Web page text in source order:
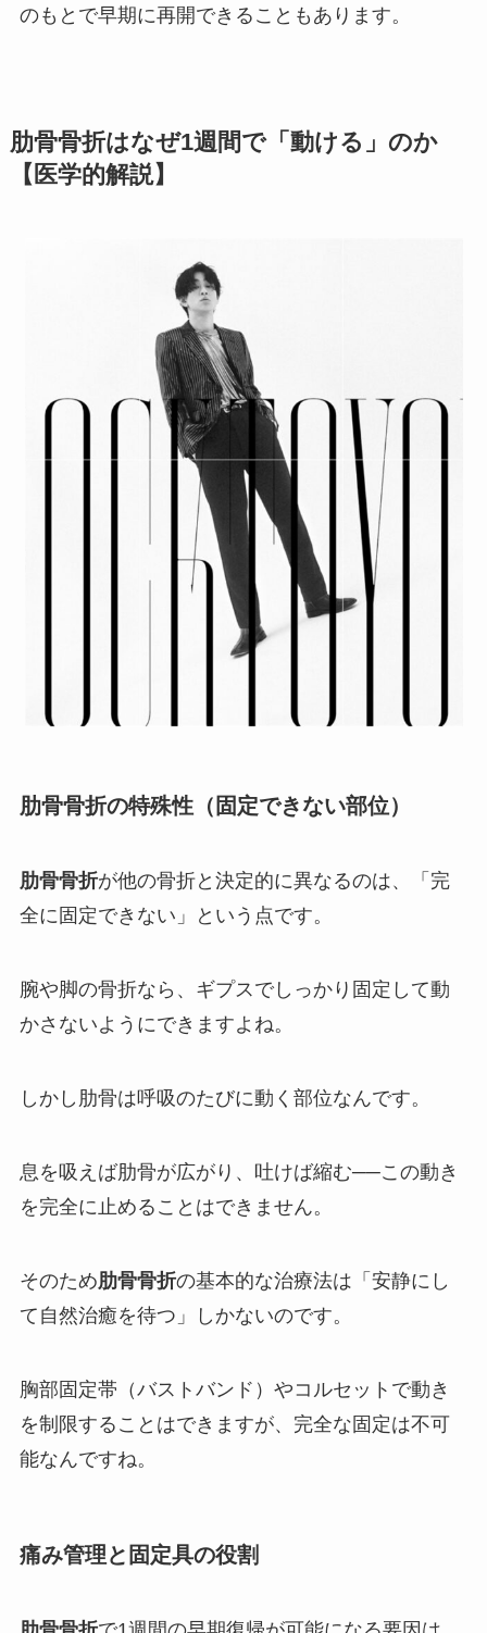
のもとで早期に再開できることもあります。
肋骨骨折はなぜ1週間で「動ける」のか
【医学的解説】
肋骨骨折の特殊性（固定できない部位）
肋骨骨折が他の骨折と決定的に異なるのは、「完
全に固定できない」という点です。
腕や脚の骨折なら、ギプスでしっかり固定して動
かさないようにできますよね。
しかし肋骨は呼吸のたびに動く部位なんです。
息を吸えば肋骨が広がり、吐けば縮む──この動き
を完全に止めることはできません。
そのため肋骨骨折の基本的な治療法は「安静にし
て自然治癒を待つ」しかないのです。
胸部固定帯（バストバンド）やコルセットで動き
を制限することはできますが、完全な固定は不可
能なんですね。
痛み管理と固定具の役割